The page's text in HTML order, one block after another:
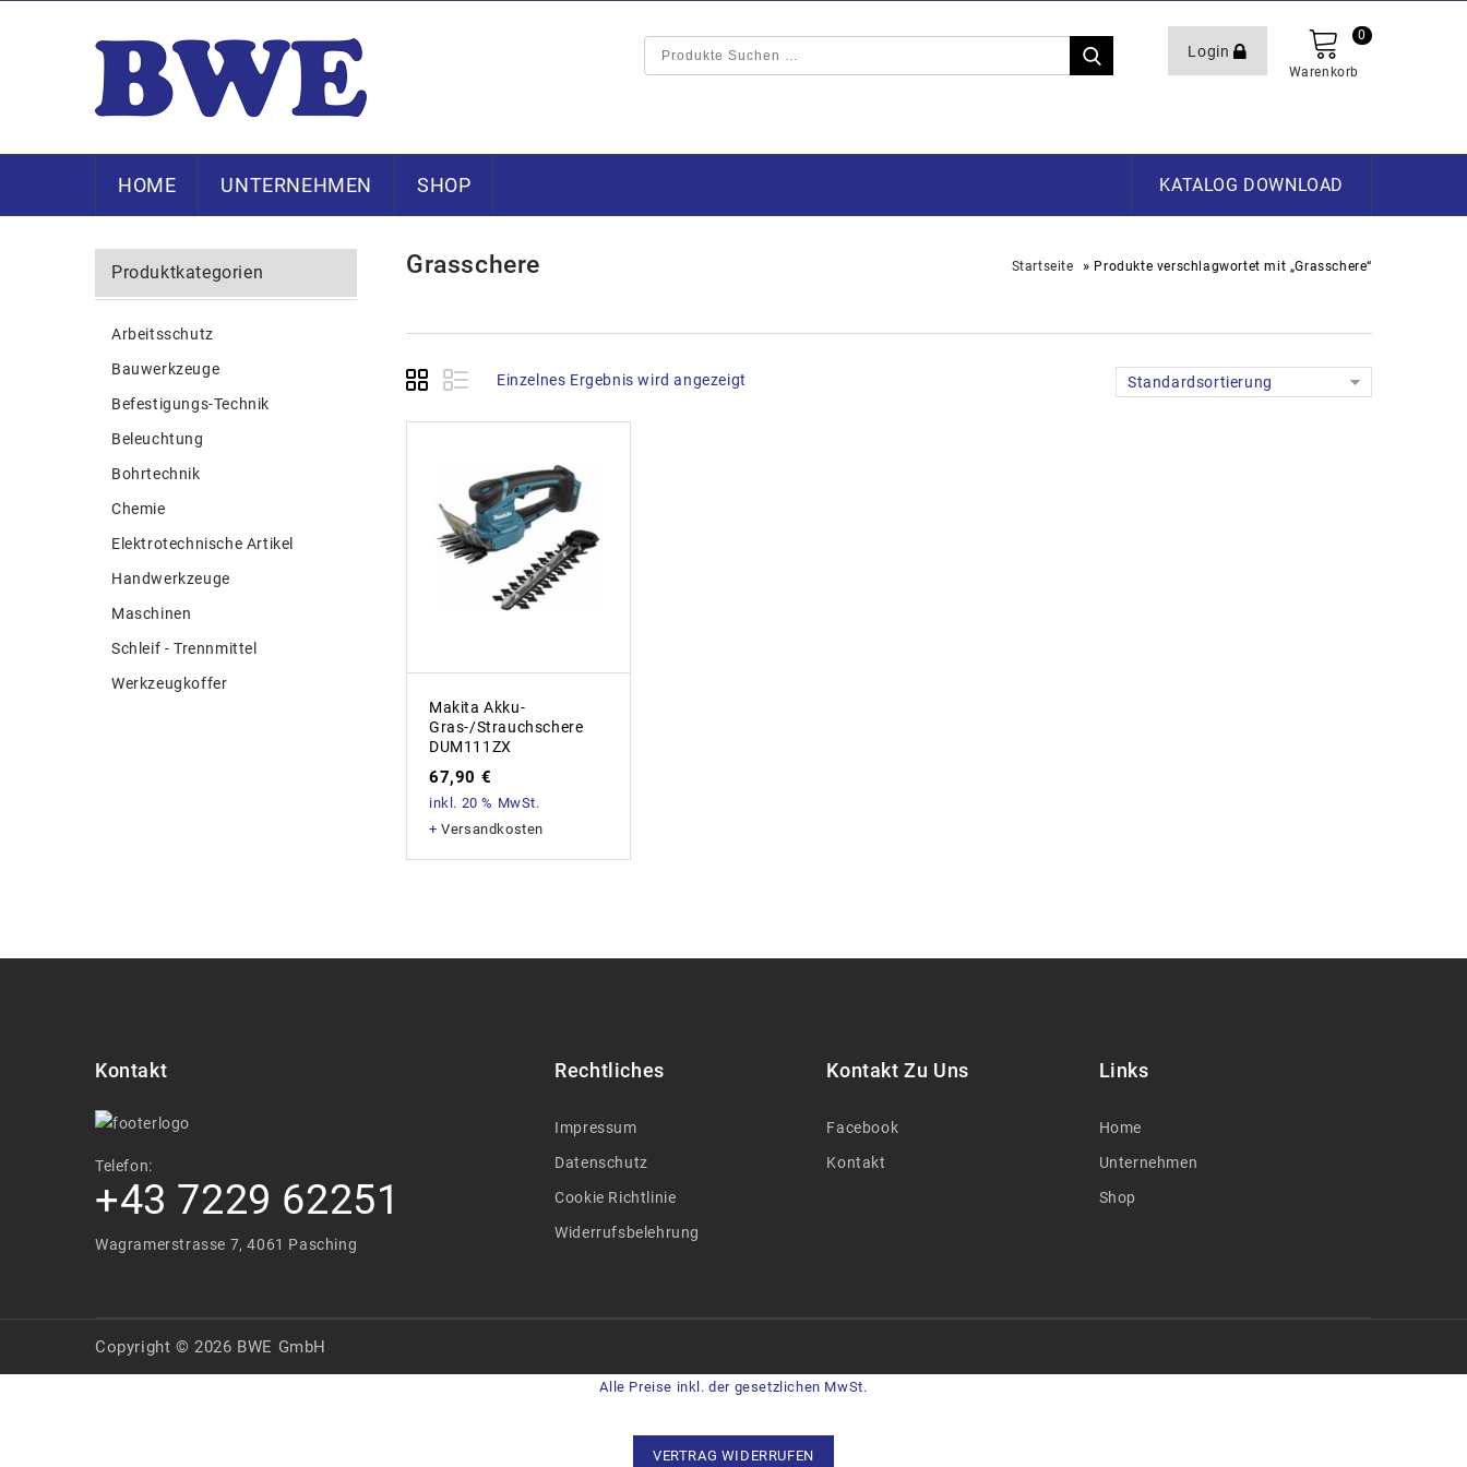
Login
Warenkorb
0
HOME UNTERNEHMEN SHOP KATALOG DOWNLOAD
Grasschere Startseite » Produkte verschlagwortet mit „Grasschere“
Einzelnes Ergebnis wird angezeigt Standardsortierung
Makita Akku-
Gras-/Strauchschere
DUM111ZX
67,90 €
inkl. 20 % MwSt.
+Versandkosten
Produktkategorien
Arbeitsschutz
Bauwerkzeuge
Befestigungs-Technik
Beleuchtung
Bohrtechnik
Chemie
Elektrotechnische Artikel
Handwerkzeuge
Maschinen
Schleif - Trennmittel
Werkzeugkoffer
Kontakt
Telefon:
+43 7229 62251
Wagramerstrasse 7, 4061 Pasching
Rechtliches
Impressum
Datenschutz
Cookie Richtlinie
Widerrufsbelehrung
Kontakt Zu Uns
Facebook
Kontakt
Links
Home
Unternehmen
Shop
Copyright © 2026 BWE GmbH
Alle Preise inkl. der gesetzlichen MwSt.
VERTRAG WIDERRUFEN